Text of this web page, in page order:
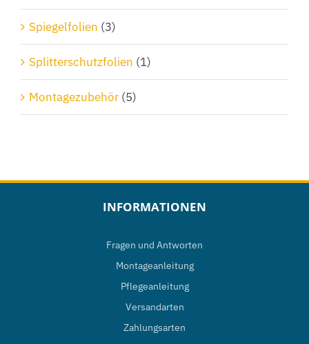
Spiegelfolien (3)
Splitterschutzfolien (1)
Montagezubehör (5)
INFORMATIONEN
Fragen und Antworten
Montageanleitung
Pflegeanleitung
Versandarten
Zahlungsarten